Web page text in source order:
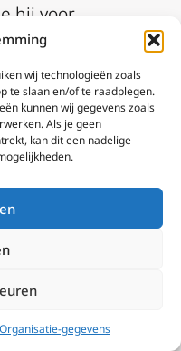
wij technologieën zoals
te slaan en/of te raadplegen.
kunnen wij gegevens zoals
Als je geen
kan dit een nadelige
gegevens
hij voor
voor drie
in
National
regelmatig
van EWTN.
internationale
in
heeft ook
in de kunst van